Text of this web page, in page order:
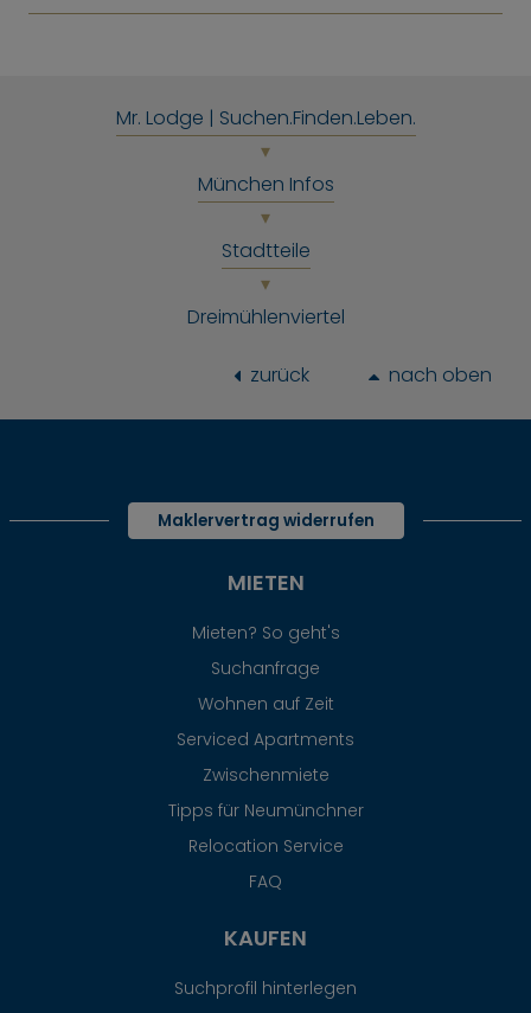
Mr. Lodge | Suchen.Finden.Leben.
München Infos
Stadtteile
Dreimühlenviertel
zurück nach oben
Maklervertrag widerrufen
MIETEN
Mieten? So geht's
Suchanfrage
Wohnen auf Zeit
Serviced Apartments
Zwischenmiete
Tipps für Neumünchner
Relocation Service
FAQ
KAUFEN
Suchprofil hinterlegen